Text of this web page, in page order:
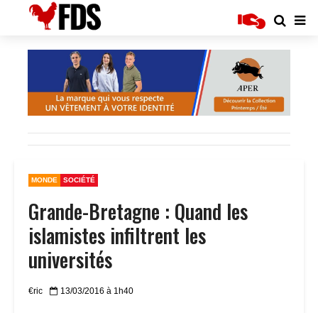
MONDE SOCIÉTÉ
Grande-Bretagne : Quand les
islamistes infiltrent les
universités
€ric 13/03/2016 à 1h40